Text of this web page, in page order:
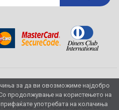
за да ви овозможиме најдобро
продолжување на користењето на
употребата на колачиња
во описот на производите,
не можеме да гарантираме дека сите
грешка. Сите производи кои се